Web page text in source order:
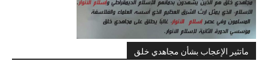
ماتثير الإعجاب بشأن مجاهدي خلق